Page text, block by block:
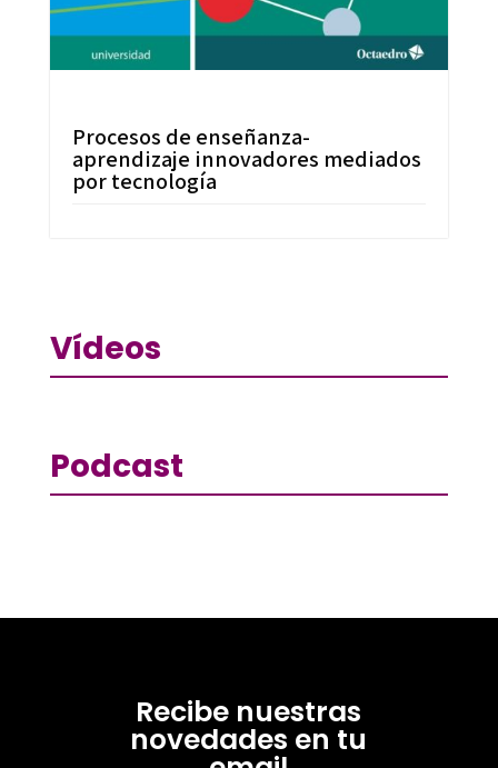
Procesos de enseñanza-
aprendizaje innovadores mediados
por tecnología
Vídeos
Podcast
Recibe nuestras
novedades en tu